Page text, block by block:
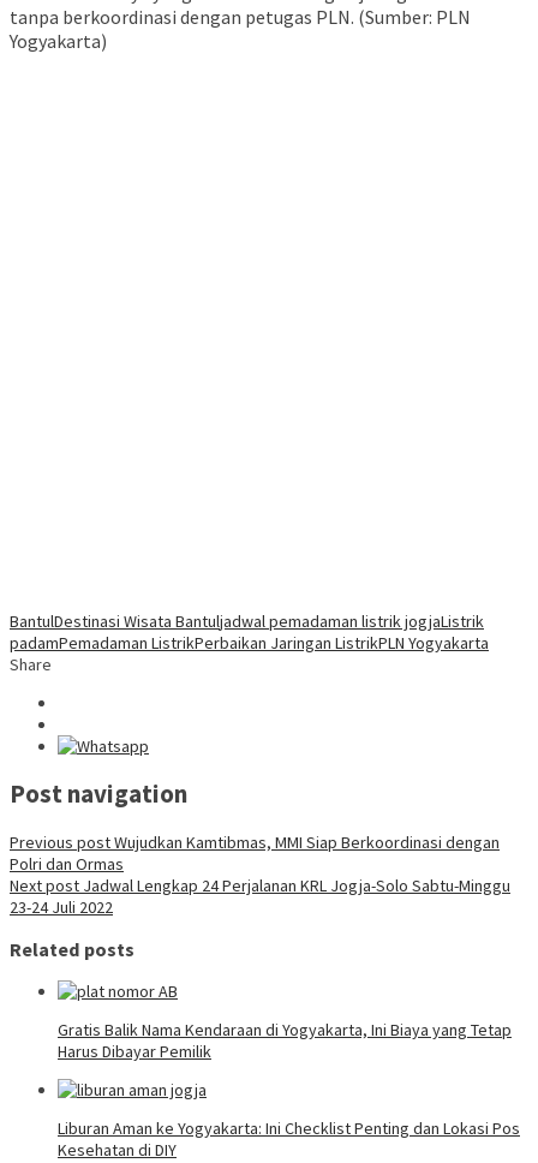
tanpa berkoordinasi dengan petugas PLN. (Sumber: PLN
Yogyakarta)
BantulDestinasi Wisata Bantuljadwal pemadaman listrik jogjaListrik
padamPemadaman ListrikPerbaikan Jaringan ListrikPLN Yogyakarta
Share
Post navigation
Previous postWujudkan Kamtibmas, MMI Siap Berkoordinasi dengan
Polri dan Ormas
Next post Jadwal Lengkap 24 Perjalanan KRL Jogja-Solo Sabtu-Minggu
23-24 Juli 2022
Related posts
Gratis Balik Nama Kendaraan di Yogyakarta, Ini Biaya yang Tetap
Harus Dibayar Pemilik
Liburan Aman ke Yogyakarta: Ini Checklist Penting dan Lokasi Pos
Kesehatan di DIY